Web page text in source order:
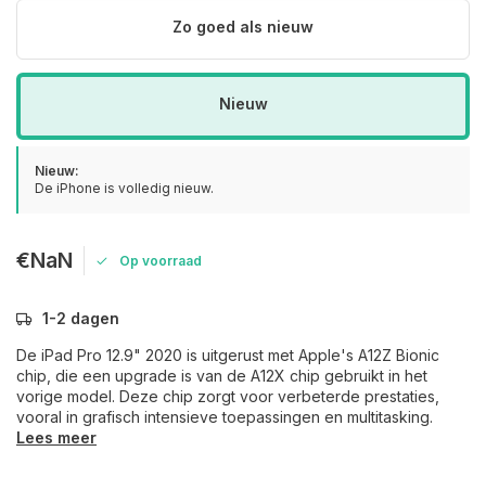
Zo goed als nieuw
Nieuw
Nieuw:
De iPhone is volledig nieuw.
€NaN Op voorraad
1-2 dagen
De iPad Pro 12.9" 2020 is uitgerust met Apple's A12Z Bionic
chip, die een upgrade is van de A12X chip gebruikt in het
vorige model. Deze chip zorgt voor verbeterde prestaties,
vooral in grafisch intensieve toepassingen en multitasking.
Lees meer